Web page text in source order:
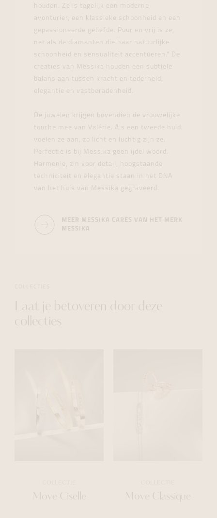
houden. Ze is tegelijk een moderne
avonturier, een klassieke schoonheid en een
gepassioneerde geliefde. Puur en vrij is ze,
net als de diamanten die haar natuurlijke
schoonheid en sensualiteit accentueren.” De
creaties van Messika houden een subtiele
balans aan tussen kracht en tederheid,
elegantie en vastberadenheid.
De juwelen krijgen bovendien de vrouwelijke
touche mee van Valérie. Als een tweede huid
voelen ze aan, zo licht en luchtig zijn ze.
Perfectie is bij Messika geen ijdel woord.
Harmonie, zin voor detail, hoogstaande
techniciteit en elegantie staan in het DNA
van het huis van Messika gegraveerd.
MEER MESSIKA CARES VAN HET MERK
MESSIKA
Laat je betoveren door deze
collecties
Move Ciselle Move Classique